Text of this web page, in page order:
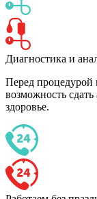
Диагностика и
Перед процедурой
возможность
здоровье.